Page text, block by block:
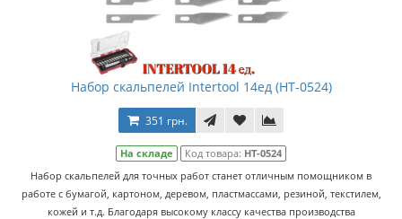
Набор скальпелей Intertool 14ед (HT-0524)
351 грн.
На складе Код товара: HT-0524
Набор скальпелей для точных работ станет отличным помощником в
работе с бумагой, картоном, деревом, пластмассами, резиной, текстилем,
кожей и т.д. Благодаря высокому классу качества производства